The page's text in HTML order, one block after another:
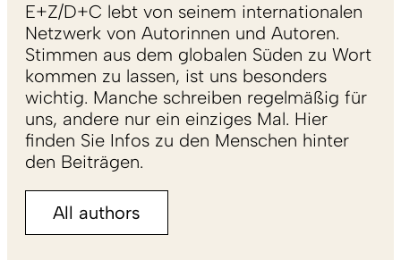
E+Z/D+C lebt von seinem internationalen
Netzwerk von Autorinnen und Autoren.
Stimmen aus dem globalen Süden zu Wort
kommen zu lassen, ist uns besonders
wichtig. Manche schreiben regelmäßig für
uns, andere nur ein einziges Mal. Hier
finden Sie Infos zu den Menschen hinter
den Beiträgen.
All authors